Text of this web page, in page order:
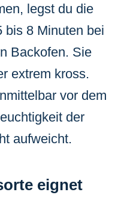
legst du die
bis 8 Minuten bei
Backofen. Sie
extrem kross.
vor dem
der
aufweicht.
eignet